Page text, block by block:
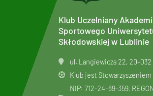
Klub Uczelniany
Sportowego
Skłodowskiej w Lublinie
ul. Langiewicza 22, 20-
Klub jest
NIP: 712-24-89-359,